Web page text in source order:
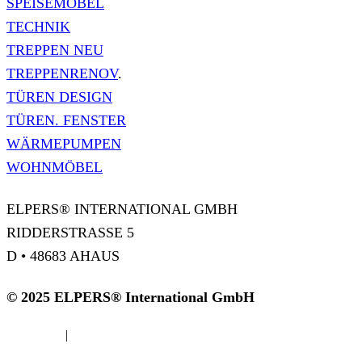
TECHNIK
TREPPEN NEU
TREPPENRENOV.
TÜREN DESIGN
TÜREN. FENSTER
WÄRMEPUMPEN
WOHNMÖBEL
ELPERS® INTERNATIONAL GMBH
RIDDERSTRASSE 5
D • 48683 AHAUS
© 2025 ELPERS® International GmbH
|